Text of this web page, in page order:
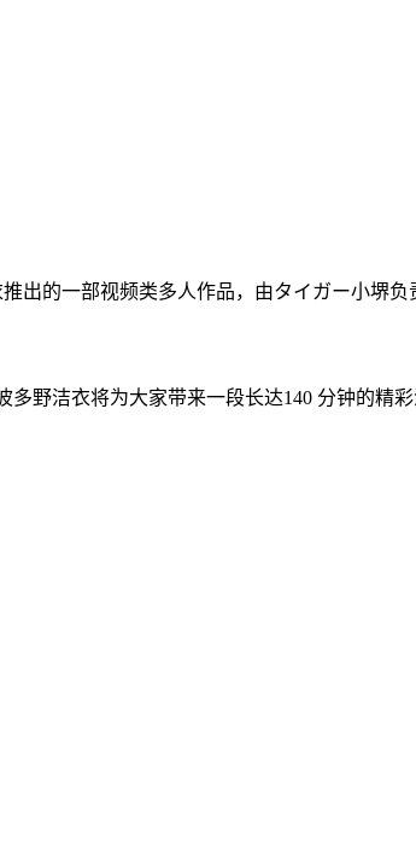
的一部视频类多人作品，由タイガー小堺负
野洁衣将为大家带来一段长达140 分钟的精彩